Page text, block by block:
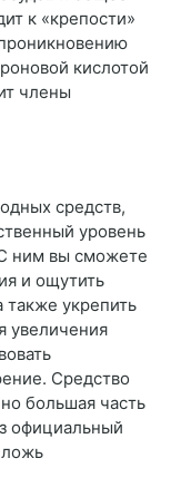
к «крепости»
кислотой
члены
средств,
уровень
ним вы сможете
и ощутить
укрепить
увеличения
Средство
большая часть
официальный
ложь